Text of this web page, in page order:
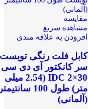
مقایسه
مشاهده سریع
افزودن به علاقه مندی
کابل فلت رنگی
سر کانکتور آی دی سی
IDC 2×30 (2.54 میلی
متر) طول 100
(آلمانی)